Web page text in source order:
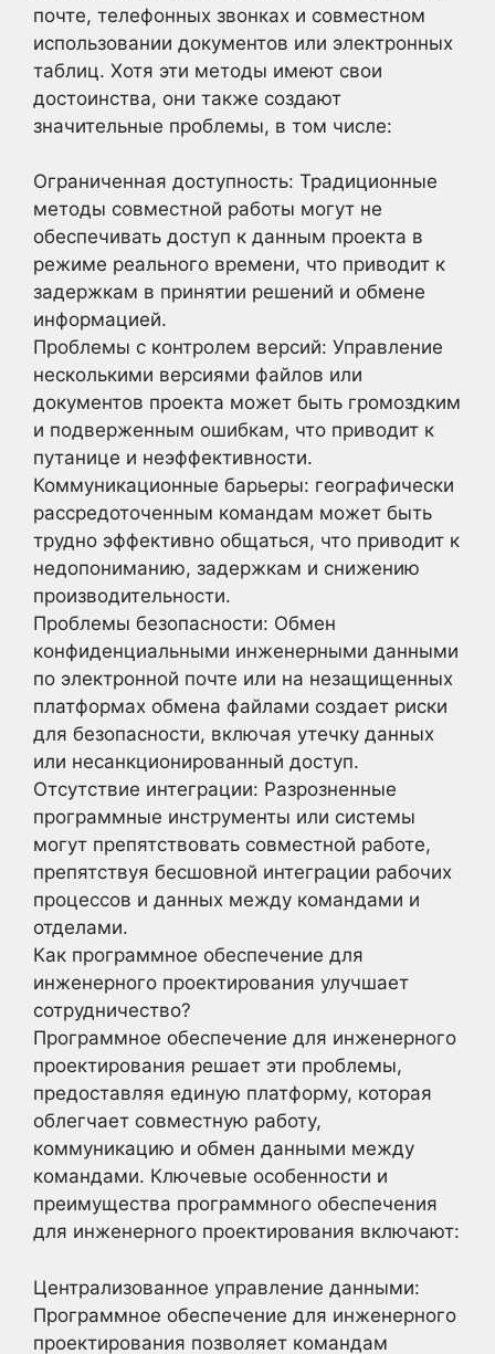
почте, телефонных звонках и совместном
использовании документов или электронных
таблиц. Хотя эти методы имеют свои
достоинства, они также создают
значительные проблемы, в том числе:
Ограниченная доступность: Традиционные
методы совместной работы могут не
обеспечивать доступ к данным проекта в
режиме реального времени, что приводит к
задержкам в принятии решений и обмене
информацией.
Проблемы с контролем версий: Управление
несколькими версиями файлов или
документов проекта может быть громоздким
и подверженным ошибкам, что приводит к
путанице и неэффективности.
Коммуникационные барьеры: географически
рассредоточенным командам может быть
трудно эффективно общаться, что приводит к
недопониманию, задержкам и снижению
производительности.
Проблемы безопасности: Обмен
конфиденциальными инженерными данными
по электронной почте или на незащищенных
платформах обмена файлами создает риски
для безопасности, включая утечку данных
или несанкционированный доступ.
Отсутствие интеграции: Разрозненные
программные инструменты или системы
могут препятствовать совместной работе,
препятствуя бесшовной интеграции рабочих
процессов и данных между командами и
отделами.
Как программное обеспечение для
инженерного проектирования улучшает
сотрудничество?
Программное обеспечение для инженерного
проектирования решает эти проблемы,
предоставляя единую платформу, которая
облегчает совместную работу,
коммуникацию и обмен данными между
командами. Ключевые особенности и
преимущества программного обеспечения
для инженерного проектирования включают:
Централизованное управление данными:
Программное обеспечение для инженерного
проектирования позволяет командам